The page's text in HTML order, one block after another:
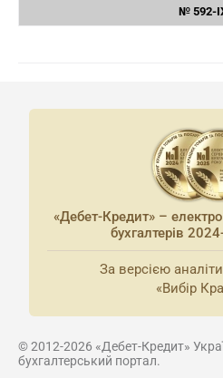
№ 592-
«Дебет-Кредит» –
бухгалтерів
За версією
«Вибір
© 2012-2026 «Дебет-Кредит»
бухгалтерський портал.